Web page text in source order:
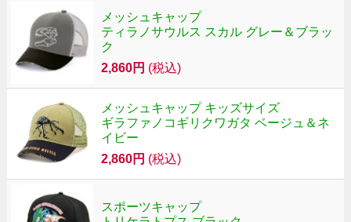
メッシュキャップ
ティラノサウルス スカル グレー＆ブラッ
ク
2,860円 (税込)
メッシュキャップ キッズサイズ
ギラファノコギリクワガタ ベージュ＆ネ
イビー
2,860円 (税込)
スポーツキャップ